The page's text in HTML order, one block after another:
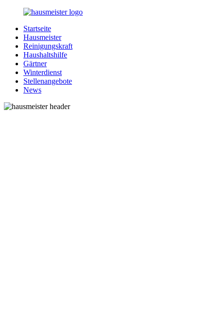
Zurück
Inhalt
Hausmeister.de
Alles
rund
Ihren
Haushalt
Startseite
Hausmeister
Reinigungskraft
Haushaltshilfe
Gärtner
Winterdienst
Stellenangebote
News